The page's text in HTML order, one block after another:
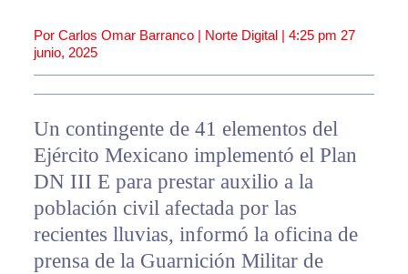
Por Carlos Omar Barranco | Norte Digital | 4:25 pm 27
junio, 2025
Un contingente de 41 elementos del
Ejército Mexicano implementó el Plan
DN III E para prestar auxilio a la
población civil afectada por las
recientes lluvias, informó la oficina de
prensa de la Guarnición Militar de